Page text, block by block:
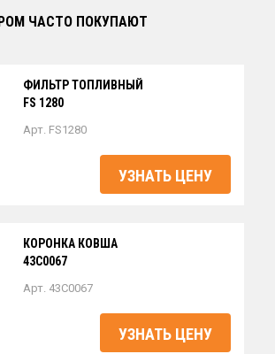
ЧАСТО ПОКУПАЮТ
ФИЛЬТР ТОПЛИВНЫЙ
FS 1280
Арт. FS1280
УЗНАТЬ ЦЕНУ
КОРОНКА КОВША
43C0067
Арт. 43C0067
УЗНАТЬ ЦЕНУ